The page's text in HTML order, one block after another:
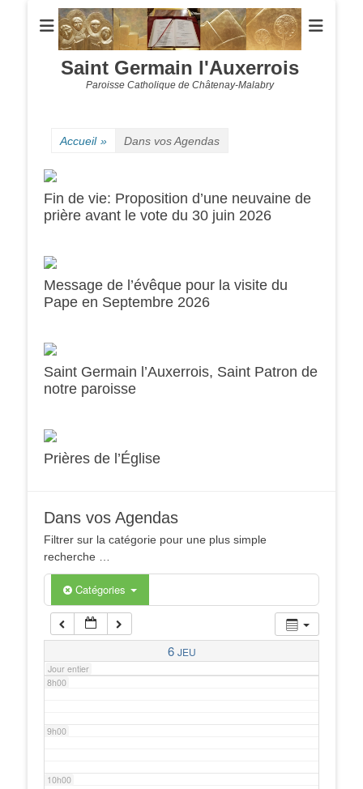
Saint Germain l'Auxerrois
Paroisse Catholique de Châtenay-Malabry
Accueil » Dans vos Agendas
Fin de vie: Proposition d’une neuvaine de
prière avant le vote du 30 juin 2026
Message de l’évêque pour la visite du
Pape en Septembre 2026
Saint Germain l’Auxerrois, Saint Patron de
notre paroisse
Prières de l’Église
Dans vos Agendas
Filtrer sur la catégorie pour une plus simple
recherche …
Catégories
6 JEU
Jour entier
0h00
1h00
2h00
3h00
5h00
6h00
7h00
8h00
9h00
10h00